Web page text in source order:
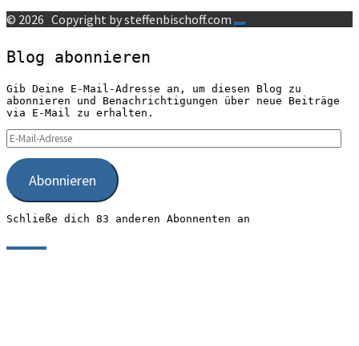
© 2026 Copyright by steffenbischoff.com
Blog abonnieren
Gib Deine E-Mail-Adresse an, um diesen Blog zu
abonnieren und Benachrichtigungen über neue Beiträge
via E-Mail zu erhalten.
E-
Mail-
Adresse
Abonnieren
Schließe dich 83 anderen Abonnenten an